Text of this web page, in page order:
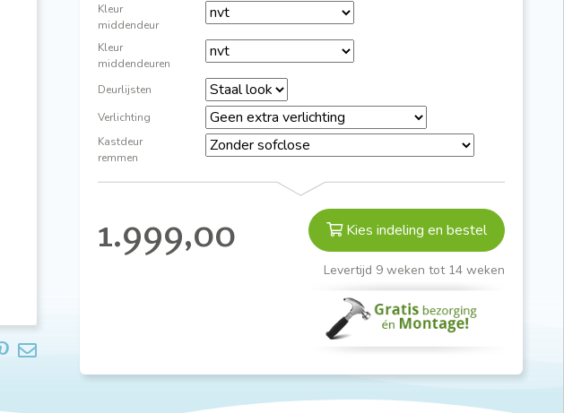
Kleur
middendeur
Kleur
middendeuren
Deurlijsten
Verlichting
Kastdeur
remmen
1.999,00 Kies indeling en bestel
Levertijd 9 weken tot 14 weken